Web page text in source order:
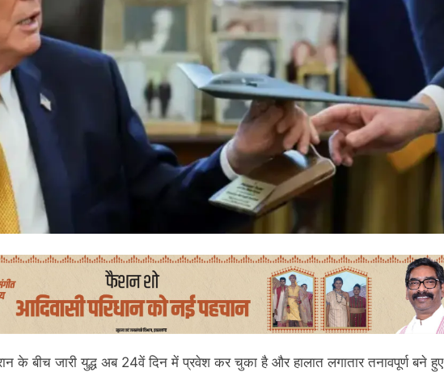
के बीच जारी युद्ध अब 24वें दिन में प्रवेश कर चुका है और हालात लगातार तनावपूर्ण बने हुए